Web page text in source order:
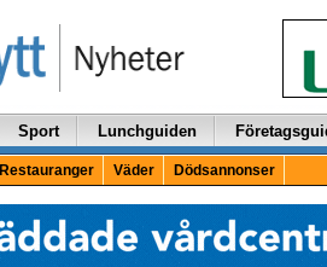
Sport Lunchguiden
Restauranger Väder Dödsannonser